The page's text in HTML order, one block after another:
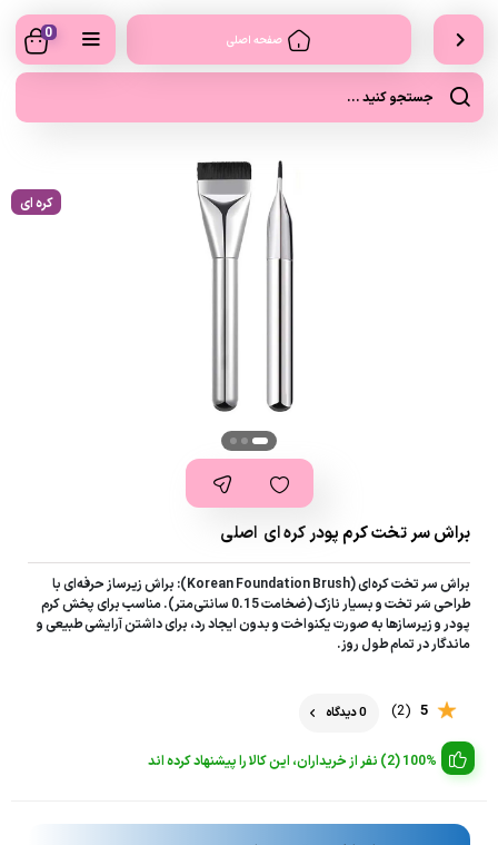
صفحه اصلی 0
کره ای
براش سر تخت کرم پودر کره ای اصلی
براش سر تخت کره‌ای (Korean Foundation Brush): براش زیرساز حرفه‌ای با
طراحی سَر تخت و بسیار نازک (ضخامت 0.15 سانتی‌متر). مناسب برای پخش کرم
پودر و زیرسازها به صورت یکنواخت و بدون ایجاد رد، برای داشتن آرایشی طبیعی و
ماندگار در تمام طول روز.
5
(2) 0 دیدگاه
100% (2) نفر از خریداران، این کالا را پیشنهاد کرده اند